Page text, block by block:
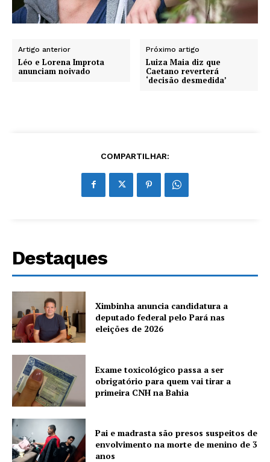
Artigo anterior
Léo e Lorena Improta
anunciam noivado
Próximo artigo
Luiza Maia diz que
Caetano reverterá
‘decisão desmedida’
COMPARTILHAR:
Destaques
Ximbinha anuncia candidatura a
deputado federal pelo Pará nas
eleições de 2026
Exame toxicológico passa a ser
obrigatório para quem vai tirar a
primeira CNH na Bahia
Pai e madrasta são presos suspeitos de
envolvimento na morte de menino de 3
anos